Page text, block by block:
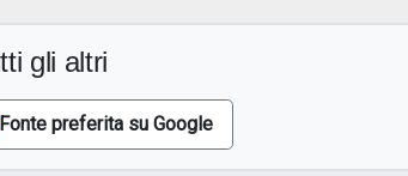
gli altri
Fonte preferita su Google